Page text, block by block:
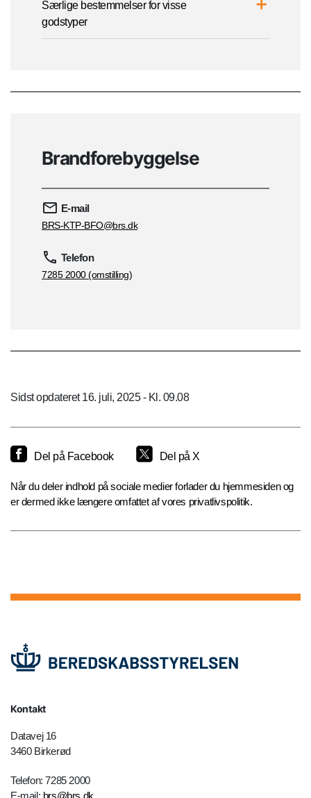
Særlige bestemmelser for visse
godstyper
Brandforebyggelse
E-mail
BRS-KTP-BFO@brs.dk
Telefon
7285 2000 (omstilling)
Sidst opdateret 16. juli, 2025 - Kl. 09.08
Del på Facebook Del på X
Når du deler indhold på sociale medier forlader du hjemmesiden og
er dermed ikke længere omfattet af vores privatlivspolitik.
Kontakt
Datavej 16
3460 Birkerød
Telefon: 7285 2000